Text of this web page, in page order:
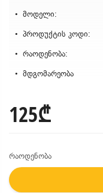
მოდელი:
პროდუქტის კოდი:
რაოდენობა:
მდგომარეობა
125₾
რაოდენობა